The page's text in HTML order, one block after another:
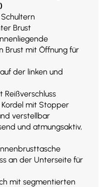
Brust
Brust mit Öffnung für
der linken und
Reißverschluss
mit Stopper
verstellbar
und atmungsaktiv,
an der Unterseite für
mit segmentierten